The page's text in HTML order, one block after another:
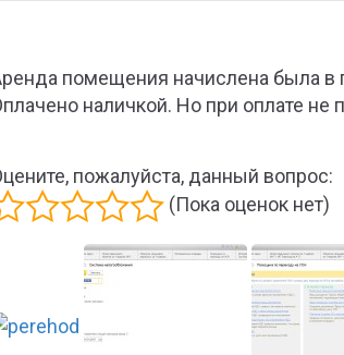
помещения начислена была в
наличкой. Но при оплате не
пожалуйста, данный вопрос:
(Пока оценок нет)